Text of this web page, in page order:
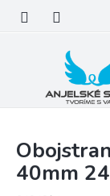
obsah
40mm